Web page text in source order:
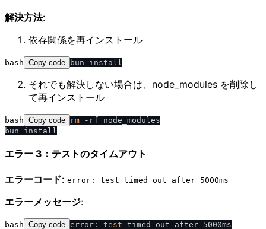
解決方法:
依存関係を再インストール
bash Copy code
それでも解決しない場合は、node_modules を削除し
て再インストール
bash Copy code rm -rf node_modules
エラー 3：テストのタイムアウト
エラーコード: error: test timed out after 5000ms
エラーメッセージ:
bash Copy code error: test